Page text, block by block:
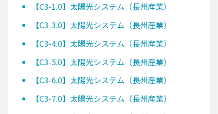
【C3-1.0】太陽光システム（長州産業）
【C3-3.0】太陽光システム（長州産業）
【C3-4.0】太陽光システム（長州産業）
【C3-5.0】太陽光システム（長州産業）
【C3-6.0】太陽光システム（長州産業）
【C3-7.0】太陽光システム（長州産業）